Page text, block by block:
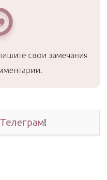
свои замечания
Телеграм!